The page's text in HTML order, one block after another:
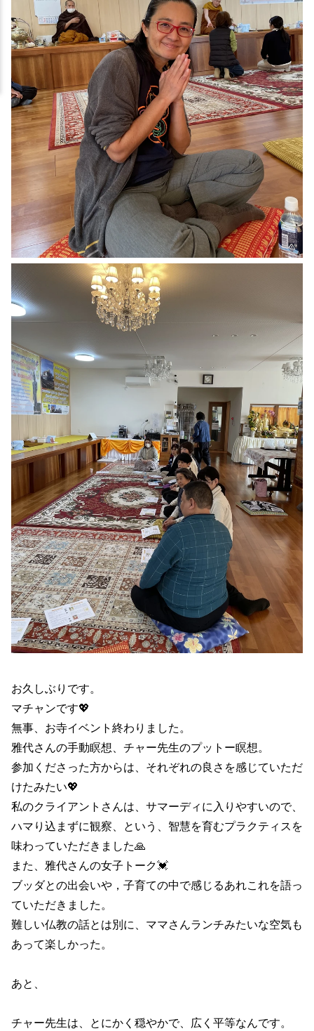
お久しぶりです。
マチャンです💖
無事、お寺イベント終わりました。
雅代さんの手動瞑想、チャー先生のプットー瞑想。
参加くださった方からは、それぞれの良さを感じていただ
けたみたい💖
私のクライアントさんは、サマーディに入りやすいので、
ハマり込まずに観察、という、智慧を育むプラクティスを
味わっていただきました🙏
また、雅代さんの女子トーク💓
ブッダとの出会いや，子育ての中で感じるあれこれを語っ
ていただきました。
難しい仏教の話とは別に、ママさんランチみたいな空気も
あって楽しかった。
あと、
チャー先生は、とにかく穏やかで、広く平等なんです。